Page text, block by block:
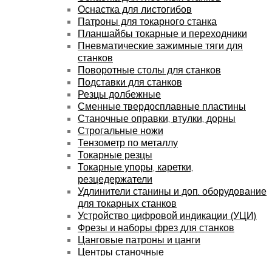
Оснастка для листогибов
Патроны для токарного станка
Планшайбы токарные и переходники
Пневматические зажимные тяги для
станков
Поворотные столы для станков
Подставки для станков
Резцы долбежные
Сменные твердосплавные пластины
Станочные оправки, втулки, дорны
Строгальные ножи
Тензометр по металлу
Токарные резцы
Токарные упоры, каретки,
резцедержатели
Удлинители станины и доп. оборудование
для токарных станков
Устройство цифровой индикации (УЦИ)
Фрезы и наборы фрез для станков
Цанговые патроны и цанги
Центры станочные